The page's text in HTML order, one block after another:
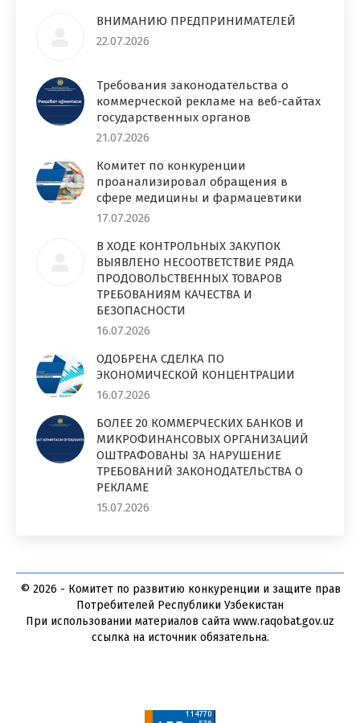
ВНИМАНИЮ ПРЕДПРИНИМАТЕЛЕЙ
22.07.2026
Требования законодательства о
коммерческой рекламе на веб-сайтах
государственных органов
21.07.2026
Комитет по конкуренции
проанализировал обращения в
сфере медицины и фармацевтики
17.07.2026
В ХОДЕ КОНТРОЛЬНЫХ ЗАКУПОК
ВЫЯВЛЕНО НЕСООТВЕТСТВИЕ РЯДА
ПРОДОВОЛЬСТВЕННЫХ ТОВАРОВ
ТРЕБОВАНИЯМ КАЧЕСТВА И
БЕЗОПАСНОСТИ
16.07.2026
ОДОБРЕНА СДЕЛКА ПО
ЭКОНОМИЧЕСКОЙ КОНЦЕНТРАЦИИ
16.07.2026
БОЛЕЕ 20 КОММЕРЧЕСКИХ БАНКОВ И
МИКРОФИНАНСОВЫХ ОРГАНИЗАЦИЙ
ОШТРАФОВАНЫ ЗА НАРУШЕНИЕ
ТРЕБОВАНИЙ ЗАКОНОДАТЕЛЬСТВА О
РЕКЛАМЕ
15.07.2026
© 2026 - Комитет по развитию конкуренции и защите прав
Потребителей Республики Узбекистан
При использовании материалов сайта www.raqobat.gov.uz
ссылка на источник обязательна.